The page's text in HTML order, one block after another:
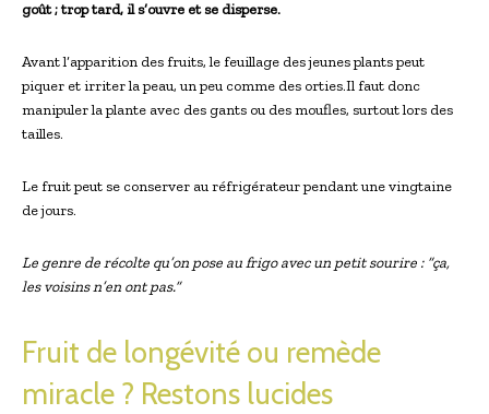
goût ; trop tard, il s’ouvre et se disperse.
Avant l’apparition des fruits, le feuillage des jeunes plants peut
piquer et irriter la peau, un peu comme des orties.Il faut donc
manipuler la plante avec des gants ou des moufles, surtout lors des
tailles.
Le fruit peut se conserver au réfrigérateur pendant une vingtaine
de jours.
Le genre de récolte qu’on pose au frigo avec un petit sourire : “ça,
les voisins n’en ont pas.”
Fruit de longévité ou remède
miracle ? Restons lucides